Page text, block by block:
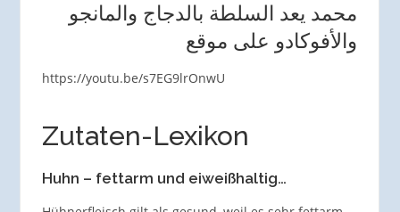
محمد يعد السلطة بالدجاج والمانجو
والأفوكادو على موقع
https://youtu.be/s7EG9lrOnwU
Zutaten-Lexikon
Huhn – fettarm und eiweißhaltig…